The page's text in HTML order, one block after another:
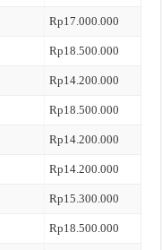
Rp17.000.000
Rp18.500.000
Rp14.200.000
Rp18.500.000
Rp14.200.000
Rp14.200.000
Rp15.300.000
Rp18.500.000